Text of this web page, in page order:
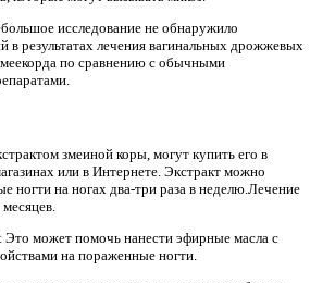
исследование не обнаружило
в результатах лечения вагинальных дрожжевых
по сравнению с обычными
змеиной коры, могут купить его в
или в Интернете. Экстракт можно
ногти на ногах два-три раза в неделю.Лечение
Это может помочь нанести эфирные масла с
на пораженные ногти.